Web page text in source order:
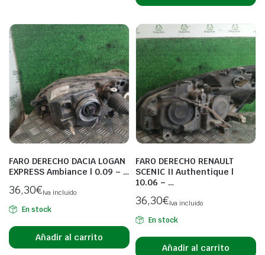
FARO DERECHO DACIA LOGAN
EXPRESS Ambiance | 0.09 – …
36,30€Iva incluido
En stock
Añadir al carrito
FARO DERECHO RENAULT
SCENIC II Authentique |
10.06 – …
36,30€Iva incluido
En stock
Añadir al carrito